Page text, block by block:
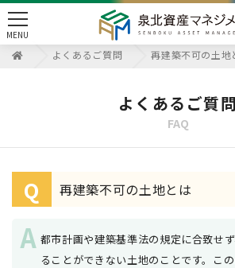
toggle
navigation
MENU
よくあるご質問 再建築不可の土地
よくあるご質問
FAQ
Q 再建築不可の土地とは
都市計画や建築基準法の規定に合致せ
ることができない土地のことです。こ